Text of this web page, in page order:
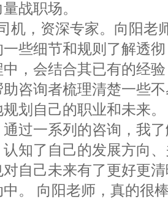
战职场。
机，资深专家。向阳老
一些细节和规则了解透
，会结合其已有的经
咨询者梳理清楚一些
划自己的职业和未来。
过一系列的咨询，我
知了自己的发展方向
自己未来有了更好更
。 向阳老师，真的很